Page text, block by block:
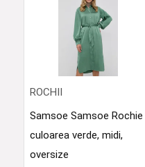
ROCHII
Samsoe Samsoe Rochie
culoarea verde, midi,
oversize